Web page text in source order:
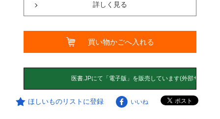
詳しく見る
買い物かごへ入れる
ほしいものリストに登録 いいね